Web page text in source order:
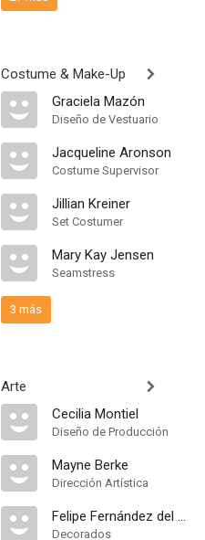
Costume & Make-Up
Graciela Mazón
Diseño de Vestuario
Jacqueline Aronson
Costume Supervisor
Jillian Kreiner
Set Costumer
Mary Kay Jensen
Seamstress
3 más
Arte
Cecilia Montiel
Diseño de Producción
Mayne Berke
Dirección Artística
Felipe Fernández del Paso
Decorados